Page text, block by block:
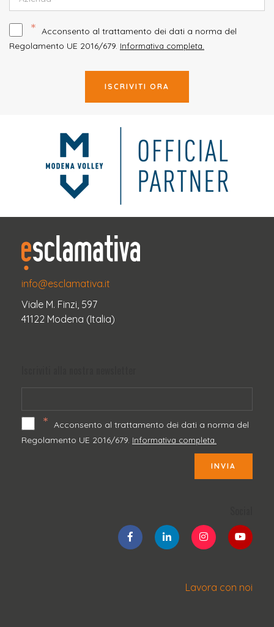
* Acconsento al trattamento dei dati a norma del
Regolamento UE 2016/679. Informativa completa.
ISCRIVITI ORA
info@esclamativa.it
Viale M. Finzi, 597
41122 Modena (Italia)
* Acconsento al trattamento dei dati a norma del
Regolamento UE 2016/679. Informativa completa.
INVIA
Lavora con noi